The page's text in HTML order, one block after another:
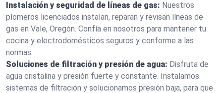
Instalación y seguridad de líneas de gas: Nuestros
plomeros licenciados instalan, reparan y revisan líneas de
gas en Vale, Oregón. Confía en nosotros para mantener tu
cocina y electrodomésticos seguros y conforme a las
normas.
Soluciones de filtración y presión de agua: Disfruta de
agua cristalina y presión fuerte y constante. Instalamos
sistemas de filtración y solucionamos presión baja, para que